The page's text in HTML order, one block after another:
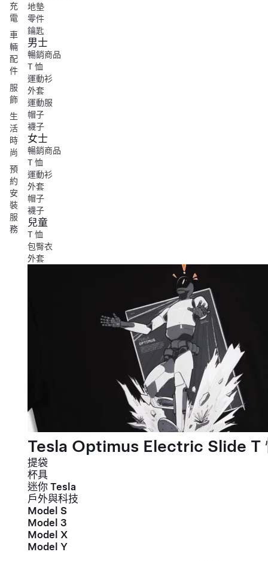
充
電
車
輛
配
件
服
飾
生
活
時
尚
預
約
安
裝
服
務
地墊
零件
鑰匙
男士
暢銷商品
T 恤
運動衫
外套
運動服
帽子
襪子
女士
暢銷商品
T 恤
運動衫
外套
帽子
襪子
兒童
T 恤
包臀衣
外套
Tesla Optimus Electric Slide T
提袋
杯具
迷你 Tesla
戶外與科技
Model S
Model 3
Model X
Model Y